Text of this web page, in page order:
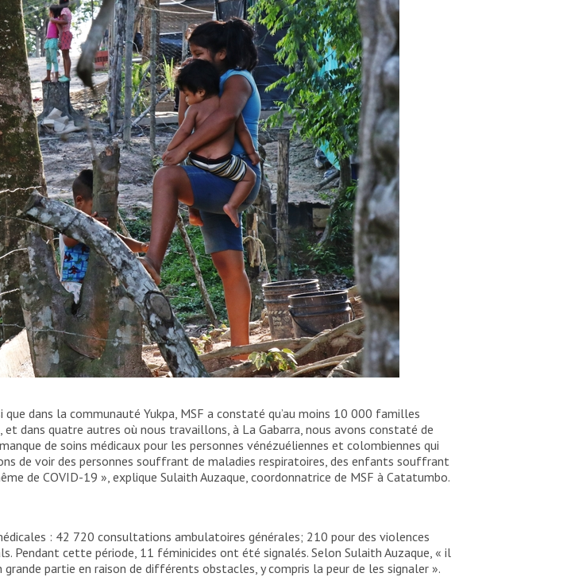
Valenzuela/MSF
dans la communauté Yukpa, MSF a constaté qu’au moins 10 000 familles
dans quatre autres où nous travaillons, à La Gabarra, nous avons constaté de
de soins médicaux pour les personnes vénézuéliennes et colombiennes qui
de voir des personnes souffrant de maladies respiratoires, des enfants souffrant
de COVID-19 », explique Sulaith Auzaque, coordonnatrice de MSF à Catatumbo.
: 42 720 consultations ambulatoires générales; 210 pour des violences
cette période, 11 féminicides ont été signalés. Selon Sulaith Auzaque, « il
partie en raison de différents obstacles, y compris la peur de les signaler ».